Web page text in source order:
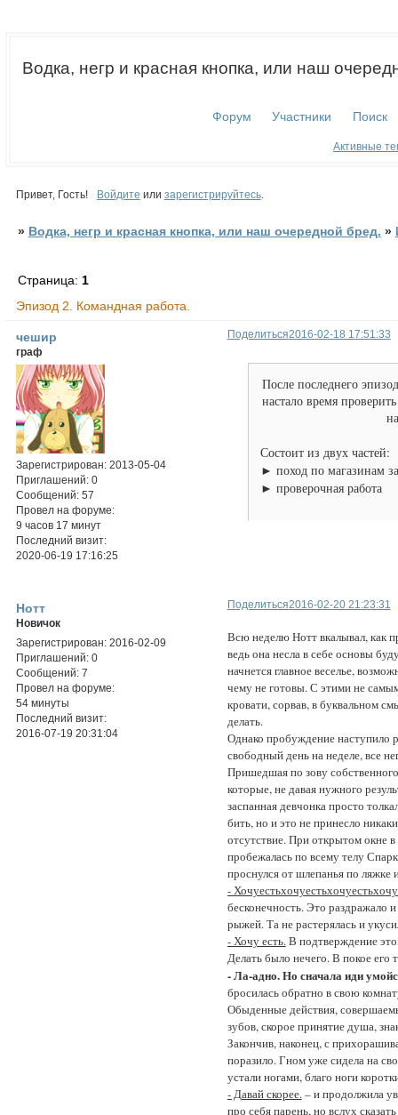
Водка, негр и красная кнопка, или наш
Форум Участники Поиск
Активные
Привет, Гость! Войдите или зарегистрируйтесь.
» Водка, негр и красная кнопка, или наш очередной бред. »
Эпизод 2. Командная работа.
Страница: 1
Поделиться2016-02-18 17:51:33
чешир
граф
Зарегистрирован: 2013-05-04
Приглашений: 0
Сообщений: 57
Провел на форуме:
9 часов 17 минут
Последний визит:
2020-06-19 17:16:25
После последнего
настало время
Состоит из двух частей:
► поход по магазинам
► проверочная работа
Поделиться2016-02-20 21:23:31
Нотт
Новичок
Зарегистрирован: 2016-02-09
Приглашений: 0
Сообщений: 7
Провел на форуме:
54 минуты
Последний визит:
2016-07-19 20:31:04
Всю неделю Нотт вкалывал, как
ведь она несла в себе основы
начнется главное веселье,
чему не готовы. С этими не
кровати, сорвав, в буквальном
делать.
Однако пробуждение наступило
свободный день на неделе, все
Пришедшая по зову
которые, не давая нужного
заспанная девчонка просто
бить, но и это не принесло
отсутствие. При открытом окне
пробежалась по всему телу
проснулся от шлепанья по
-
бесконечность. Это раздражало
рыжей. Та не растерялась и
- Хочу есть.В подтверждение
Делать было нечего. В покое его
- Ла-адно. Но сначала иди
бросилась обратно в свою
Обыденные действия,
зубов, скорое принятие душа,
Закончив, наконец, с
поразило. Гном уже сидела на
устали ногами, благо ноги
- Давай скорее.– и продолжила
про себя парень, но вслух